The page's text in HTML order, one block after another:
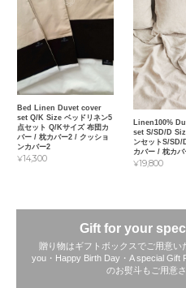
Bed Linen Duvet cover
set Q/K Size ベッドリネン5
点セット Q/Kサイズ 布団カ
バー / 枕カバー2 / クッショ
ンカバー2
¥14,300
Linen100%
set S/SD/D
ンセットS/SD/
カバー / 枕カバ
¥19,800
Gift for your
贈り物はギフトボックスでご用意
you・Happy Birth Day・A special Gift
のお熨斗もご用意